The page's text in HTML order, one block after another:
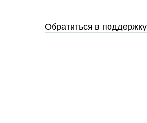
Обратиться в поддержку